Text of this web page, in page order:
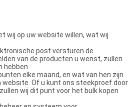
wij op uw website willen, wat wij
post versturen de
van de producten u wenst, zullen
hebben.
elke maand, en wat van hen zijn
website. Of u kunt ons steekproef door
wij dit punt voor het bulk kopen